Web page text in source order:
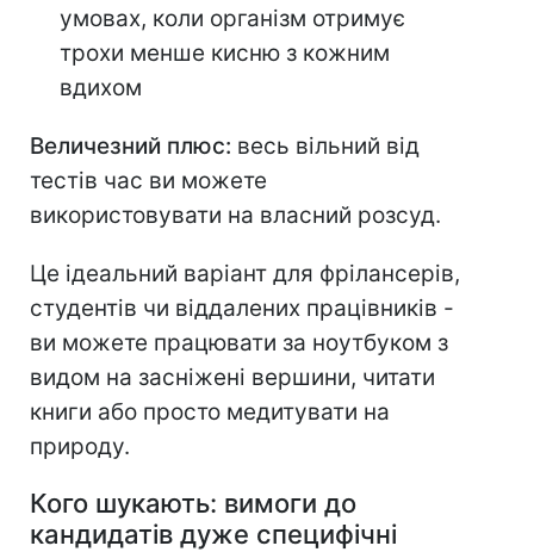
умовах, коли організм отримує
трохи менше кисню з кожним
вдихом
Величезний плюс: весь вільний від
тестів час ви можете
використовувати на власний розсуд.
Це ідеальний варіант для фрілансерів,
студентів чи віддалених працівників -
ви можете працювати за ноутбуком з
видом на засніжені вершини, читати
книги або просто медитувати на
природу.
Кого шукають: вимоги до
кандидатів дуже специфічні